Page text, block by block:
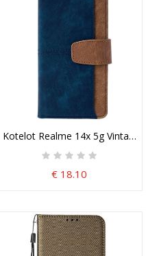
Kotelot Realme 14x 5g Vintage
€ 18.10